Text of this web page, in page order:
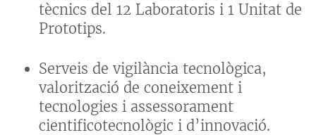
tècnics del 12 Laboratoris i 1 Unitat de
Prototips.
Serveis de vigilància tecnològica,
valorització de coneixement i
tecnologies i assessorament
cientificotecnològic i d’innovació.